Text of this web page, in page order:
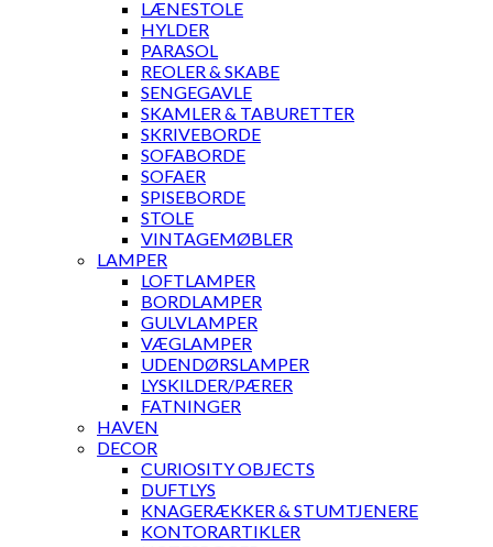
LÆNESTOLE
HYLDER
PARASOL
REOLER & SKABE
SENGEGAVLE
SKAMLER & TABURETTER
SKRIVEBORDE
SOFABORDE
SOFAER
SPISEBORDE
STOLE
VINTAGEMØBLER
LAMPER
LOFTLAMPER
BORDLAMPER
GULVLAMPER
VÆGLAMPER
UDENDØRSLAMPER
LYSKILDER/PÆRER
FATNINGER
HAVEN
DECOR
CURIOSITY OBJECTS
DUFTLYS
KNAGERÆKKER & STUMTJENERE
KONTORARTIKLER